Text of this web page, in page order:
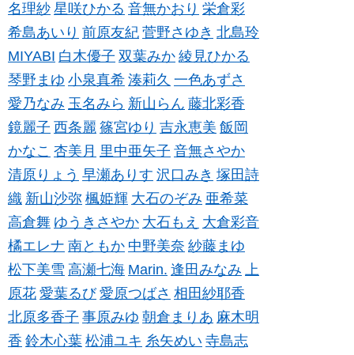
名理紗 星咲ひかる 音無かおり 栄倉彩
希島あいり 前原友紀 菅野さゆき 北島玲
MIYABI 白木優子 双葉みか 綾見ひかる
琴野まゆ 小泉真希 湊莉久 一色あずさ
愛乃なみ 玉名みら 新山らん 藤北彩香
鏡麗子 西条麗 篠宮ゆり 吉永恵美 飯岡
かなこ 杏美月 里中亜矢子 音無さやか
清原りょう 早瀬ありす 沢口みき 塚田詩
織 新山沙弥 楓姫輝 大石のぞみ 亜希菜
高倉舞 ゆうきさやか 大石もえ 大倉彩音
橘エレナ 南ともか 中野美奈 紗藤まゆ
松下美雪 高瀬七海 Marin. 逢田みなみ 上
原花 愛葉るび 愛原つばさ 相田紗耶香
北原多香子 事原みゆ 朝倉まりあ 麻木明
香 鈴木心葉 松浦ユキ 糸矢めい 寺島志